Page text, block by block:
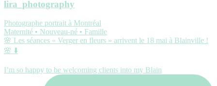
lira_photography
Photographe portrait à Montréal
Maternité • Nouveau-né • Famille
🌸 Les séances « Verger en fleurs » arrivent le 18 mai à Blainville !
🌸 ⬇️
I’m so happy to be welcoming clients into my Blain